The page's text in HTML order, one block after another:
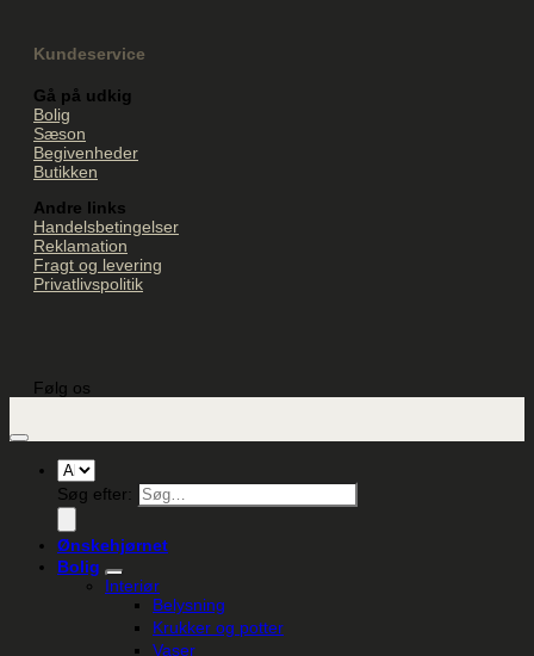
Kundeservice
Gå på udkig
Bolig
Sæson
Begivenheder
Butikken
Andre links
Handelsbetingelser
Reklamation
Fragt og levering
Privatlivspolitik
Følg os
Søg efter:
Ønskehjørnet
Bolig
Interiør
Belysning
Krukker og potter
Vaser